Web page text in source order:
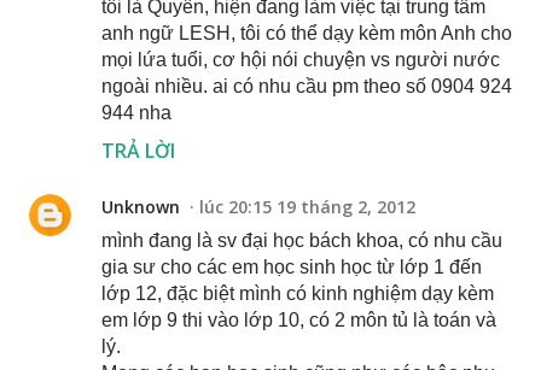
tôi là Quyên, hiện đang làm việc tại trung tâm
anh ngữ LESH, tôi có thể dạy kèm môn Anh cho
mọi lứa tuổi, cơ hội nói chuyện vs người nước
ngoài nhiều. ai có nhu cầu pm theo số 0904 924
944 nha
TRẢ LỜI
Unknown lúc 20:15 19 tháng 2, 2012
mình đang là sv đại học bách khoa, có nhu cầu
gia sư cho các em học sinh học từ lớp 1 đến
lớp 12, đặc biệt mình có kinh nghiệm dạy kèm
em lớp 9 thi vào lớp 10, có 2 môn tủ là toán và
lý.